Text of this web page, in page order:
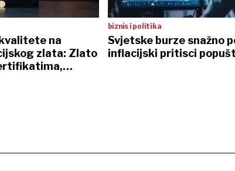
na
zlata: Zlato
biznis i politika
Svjetske burze snažno
inflacijski pritisci